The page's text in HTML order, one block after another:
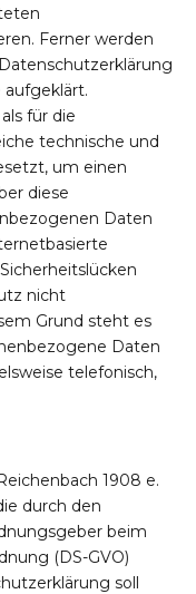
Ferner werden
für die
technische und
um einen
diese
Daten
nicht
Grund steht es
Daten
telefonisch,
1908 e.
durch den
beim
(DS-GVO)
soll